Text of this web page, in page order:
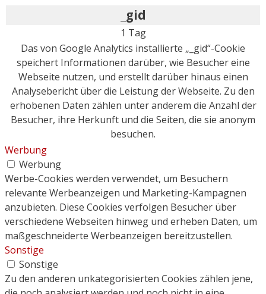
_gid
1 Tag
Das von Google Analytics installierte „_gid“-Cookie
speichert Informationen darüber, wie Besucher eine
Webseite nutzen, und erstellt darüber hinaus einen
Analysebericht über die Leistung der Webseite. Zu den
erhobenen Daten zählen unter anderem die Anzahl der
Besucher, ihre Herkunft und die Seiten, die sie anonym
besuchen.
Werbung
Werbung
Werbe-Cookies werden verwendet, um Besuchern
relevante Werbeanzeigen und Marketing-Kampagnen
anzubieten. Diese Cookies verfolgen Besucher über
verschiedene Webseiten hinweg und erheben Daten, um
maßgeschneiderte Werbeanzeigen bereitzustellen.
Sonstige
Sonstige
Zu den anderen unkategorisierten Cookies zählen jene,